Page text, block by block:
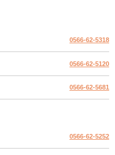
0566-62-5318
0566-62-5120
0566-62-5681
0566-62-5252